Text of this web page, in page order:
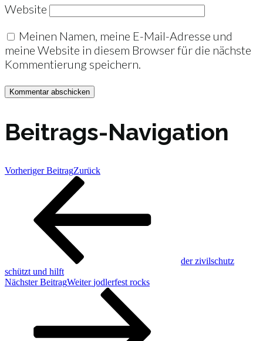
Website
Meinen Namen, meine E-Mail-Adresse und
meine Website in diesem Browser für die nächste
Kommentierung speichern.
Beitrags-Navigation
Vorheriger BeitragZurück
der zivilschutz
schützt und hilft
Nächster BeitragWeiter jodlerfest rocks